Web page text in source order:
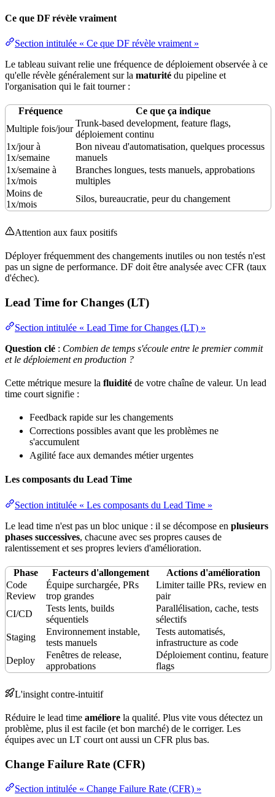
Ce que DF révèle vraiment
Section intitulée « Ce que DF révèle vraiment »
Le tableau suivant relie une fréquence de déploiement observée à ce
qu'elle révèle généralement sur la maturité du pipeline et
l'organisation qui le fait tourner :
Fréquence
Ce que ça indique
Multiple fois/jour
Trunk-based development, feature flags,
déploiement continu
1x/jour à
1x/semaine
Bon niveau d'automatisation, quelques processus
manuels
1x/semaine à
1x/mois
Branches longues, tests manuels, approbations
multiples
Moins de
1x/mois
Silos, bureaucratie, peur du changement
Attention aux faux positifs
Déployer fréquemment des changements inutiles ou non testés n'est
pas un signe de performance. DF doit être analysée avec CFR (taux
d'échec).
Lead Time for Changes (LT)
Section intitulée « Lead Time for Changes (LT) »
Question clé : Combien de temps s'écoule entre le premiercommit
et le déploiement en production ?
Cette métrique mesure la fluidité de votre chaîne de valeur. Un lead
time court signifie :
Feedback rapide sur les changements
Corrections possibles avant que les problèmes ne
s'accumulent
Agilité face aux demandes métier urgentes
Les composants du Lead Time
Section intitulée « Les composants du Lead Time »
Le lead time n'est pas un bloc unique : il se décompose en plusieurs
phases successives, chacune avec ses propres causes de
ralentissement et ses propres leviers d'amélioration.
Phase Facteurs d'allongement
Actions d'amélioration
Code
Review
Équipe surchargée, PRs
trop grandes
Limiter taille PRs, review en
pair
CI/CD
Tests lents, builds
séquentiels
Parallélisation, cache, tests
sélectifs
Staging
Environnement instable,
tests manuels
Tests automatisés,
infrastructure as code
Deploy
Fenêtres de release,
approbations
Déploiement continu, feature
flags
L'insight contre-intuitif
Réduire le lead time améliore la qualité. Plus vite vous détectez un
problème, plus il est facile (et bon marché) de le corriger. Les
équipes avec un LT court ont aussi un CFR plus bas.
Change Failure Rate (CFR)
Section intitulée « Change Failure Rate (CFR) »